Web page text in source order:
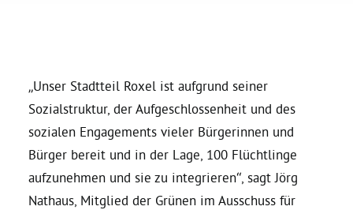
Daniel Freund, MdEP
Delegierte
„Unser Stadtteil Roxel ist aufgrund seiner
Sozialstruktur, der Aufgeschlossenheit und des
sozialen Engagements vieler Bürgerinnen und
Bürger bereit und in der Lage, 100 Flüchtlinge
aufzunehmen und sie zu integrieren“, sagt Jörg
Nathaus, Mitglied der Grünen im Ausschuss für